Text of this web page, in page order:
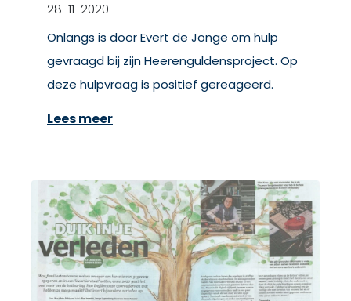
28-11-2020
Onlangs is door Evert de Jonge om hulp
gevraagd bij zijn Heerenguldensproject. Op
deze hulpvraag is positief gereageerd.
Lees meer